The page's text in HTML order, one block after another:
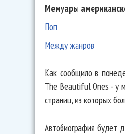
Мемуары
Поп
Между жанров
Как сообщило в
The Beautiful Ones - у
страниц, из которых
Автобиография будет